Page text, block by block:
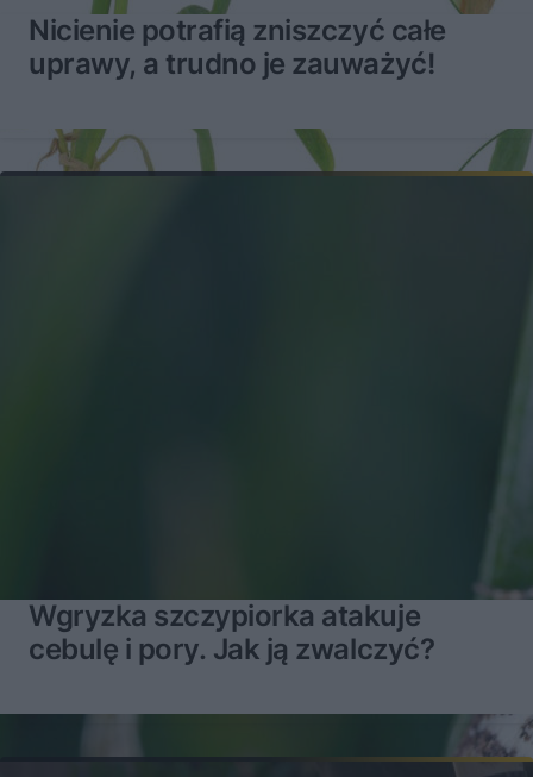
Nicienie potrafią zniszczyć całe
uprawy, a trudno je zauważyć!
Wgryzka szczypiorka atakuje
cebulę i pory. Jak ją zwalczyć?